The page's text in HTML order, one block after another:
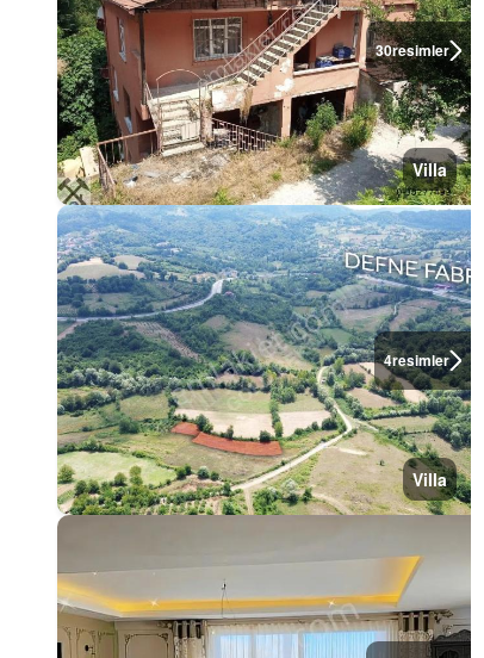
30resimler
Villa
4resimler
Villa